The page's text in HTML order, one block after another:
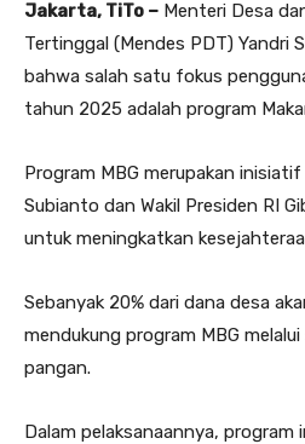
Jakarta, TiTo – Menteri Desa
Tertinggal (Mendes PDT) Yandri
bahwa salah satu fokus
tahun 2025 adalah program
Program MBG merupakan
Subianto dan Wakil Presiden RI
untuk meningkatkan
Sebanyak 20% dari dana desa
mendukung program MBG
pangan.
Dalam pelaksanaannya, program